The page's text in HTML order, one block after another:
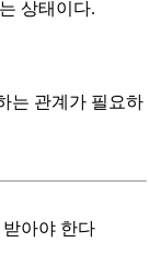
상태이다.
는 관계가 필요하
아야 한다